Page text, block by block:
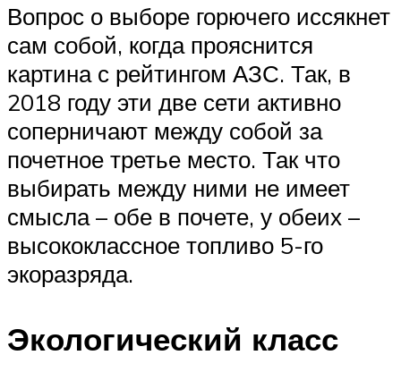
Вопрос о выборе горючего иссякнет
сам собой, когда прояснится
картина с рейтингом АЗС. Так, в
2018 году эти две сети активно
соперничают между собой за
почетное третье место. Так что
выбирать между ними не имеет
смысла – обе в почете, у обеих –
высококлассное топливо 5-го
экоразряда.
Экологический класс